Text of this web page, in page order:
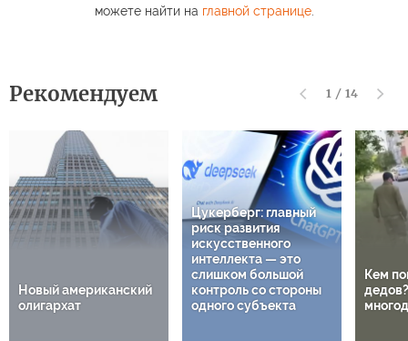
можете найти на главной странице.
Рекомендуем 1 / 14
Новый американский
олигархат
Цукерберг: главный
риск развития
искусственного
интеллекта — это
слишком большой
контроль со стороны
одного субъекта
Кем